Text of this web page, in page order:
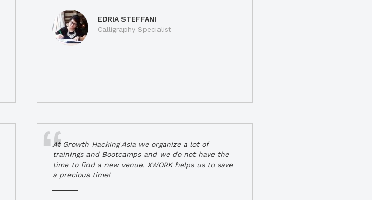
EDRIA STEFFANI
Calligraphy Specialist
At Growth Hacking Asia we organize a lot of
trainings and Bootcamps and we do not have the
time to find a new venue. XWORK helps us to save
a precious time!